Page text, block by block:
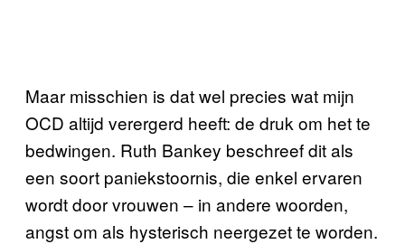
Maar misschien is dat wel precies wat mijn
OCD altijd verergerd heeft: de druk om het te
bedwingen. Ruth Bankey beschreef dit als
een soort paniekstoornis, die enkel ervaren
wordt door vrouwen – in andere woorden,
angst om als hysterisch neergezet te worden.